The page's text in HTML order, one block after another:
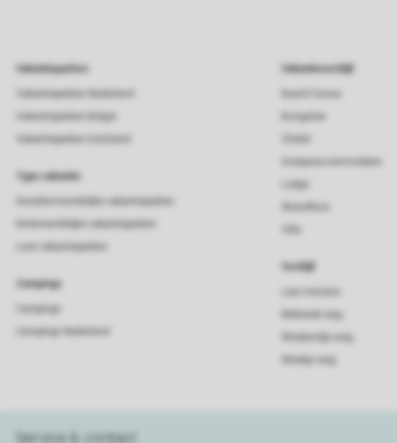
Vakantieparken
Vakantieparken Nederland
Vakantieparken België
Vakantieparken Duitsland
Type vakantie
Huisdiervriendelijke vakantieparken
Kindvriendelijke vakantieparken
Luxe vakantieparken
Campings
Campings
Campings Nederland
Vakantieverblijf
Bungalow
Groepsaccommodatie
Lodge
Verblijf
Midweek weg
Weekendje weg
Weekje weg
Service & contact